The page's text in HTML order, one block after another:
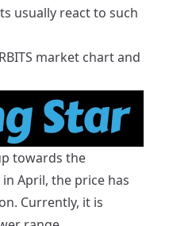
usually react to such
market chart and
towards the
in April, the price has
Currently, it is